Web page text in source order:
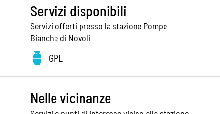
Servizi disponibili
Servizi offerti presso la stazione Pompe
Bianche di Novoli
GPL
Nelle vicinanze